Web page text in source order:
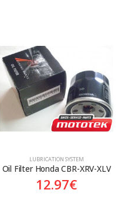
LUBRICATION SYSTEM
Oil Filter Honda CBR-XRV-XLV
12.97€